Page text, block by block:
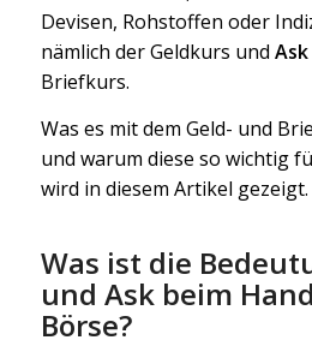
Devisen, Rohstoffen oder
nämlich der Geldkurs und Ask
Briefkurs.
Was es mit dem Geld- und
und warum diese so wichtig
wird in diesem Artikel gezeigt.
Was ist die
und Ask beim
Börse?